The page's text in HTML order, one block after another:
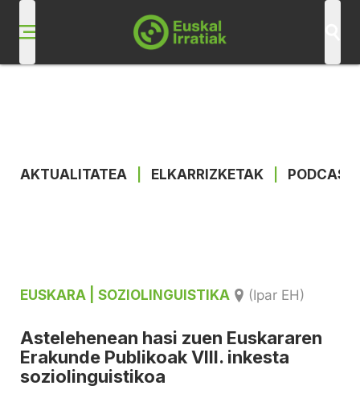
AKTUALITATEA ELKARRIZKETAK
EUSKARA | SOZIOLINGUISTIKA (Ipar EH)
Astelehenean hasi zuen Euskararen
Erakunde Publikoak VIII. inkesta
soziolinguistikoa